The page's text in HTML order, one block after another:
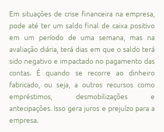
Em situações de crise financeira na empresa,
pode até ter um saldo final de caixa positivo
em um período de uma semana, mas na
avaliação diária, terá dias em que o saldo terá
sido negativo e impactado no pagamento das
contas. É quando se recorre ao dinheiro
fabricado, ou seja, a outros recursos como
empréstimos, desmobilizações e
antecipações. Isso gera juros e prejuízo para a
empresa.